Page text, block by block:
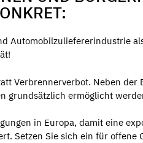
Automobilzuliefererindustrie
Verbrennerverbot. Neben
grundsätzlich ermöglicht
in Europa, damit eine
Setzen Sie sich ein für offene